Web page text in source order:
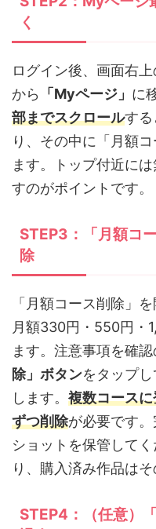
く
ログイン後、画面右
から
「Myページ」 に
部までスクロールする
り、その中に「月額
ます。トップ付近に
すのがポイントです。
STEP3：「月額コ
除
「月額コース削除」
月額330円・550円・
ます。注意事項を確
除」ボタンをタップ
します。 複数コース
ずつ削除が必要です
ショットを保管して
り、購入済み作品は
STEP4：（任意）